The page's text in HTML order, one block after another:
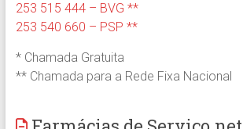
253 515 444 – BVG **
253 540 660 – PSP **
* Chamada Gratuita
** Chamada para a Rede Fixa Nacional